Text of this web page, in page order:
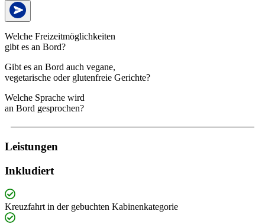
Welche Freizeitmöglichkeiten
gibt es an Bord?
Gibt es an Bord auch vegane,
vegetarische oder glutenfreie Gerichte?
Welche Sprache wird
an Bord gesprochen?
Leistungen
Inkludiert
Kreuzfahrt in der gebuchten Kabinenkategorie